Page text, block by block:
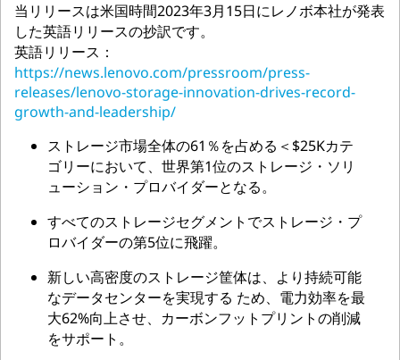
当リリースは米国時間2023年3月15日にレノボ本社が発表
した英語リリースの抄訳です。
英語リリース：
https://news.lenovo.com/pressroom/press-
releases/lenovo-storage-innovation-drives-record-
growth-and-leadership/
ストレージ市場全体の61％を占める＜$25Kカテ
ゴリーにおいて、世界第1位のストレージ・ソリ
ューション・プロバイダーとなる。
すべてのストレージセグメントでストレージ・プ
ロバイダーの第5位に飛躍。
新しい高密度のストレージ筐体は、より持続可能
なデータセンターを実現する ため、電力効率を最
大62%向上させ、カーボンフットプリントの削減
をサポート。